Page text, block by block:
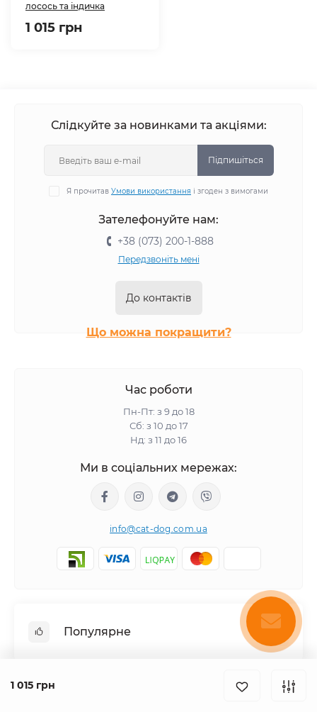
1 015 грн
лосось та індичка
1 015 грн
Слідкуйте за новинками та акціями:
Підпишіться
Я прочитав Умови використання і згоден з вимогами
Зателефонуйте нам:
+38 (073) 200-1-888
Передзвоніть мені
До контактів
Що можна покращити?
Час роботи
Пн-Пт: з 9 до 18
Сб: з 10 до 17
Нд: з 11 до 16
Ми в соціальних мережах:
info@cat-dog.com.ua
Популярне
Корм для собак